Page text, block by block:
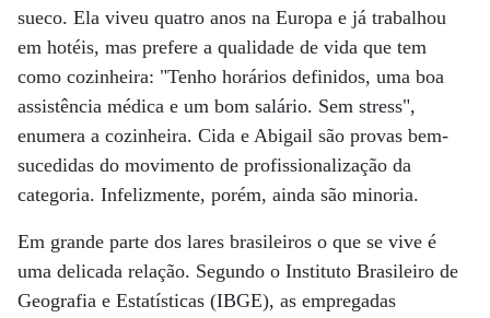
sueco. Ela viveu quatro anos na Europa e já trabalhou
em hotéis, mas prefere a qualidade de vida que tem
como cozinheira: "Tenho horários definidos, uma boa
assistência médica e um bom salário. Sem stress",
enumera a cozinheira. Cida e Abigail são provas bem-
sucedidas do movimento de profissionalização da
categoria. Infelizmente, porém, ainda são minoria.
Em grande parte dos lares brasileiros o que se vive é
uma delicada relação. Segundo o Instituto Brasileiro de
Geografia e Estatísticas (IBGE), as empregadas